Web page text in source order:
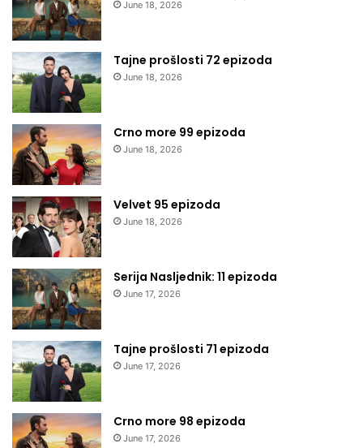
June 18, 2026
Tajne prošlosti 72 epizoda
June 18, 2026
Crno more 99 epizoda
June 18, 2026
Velvet 95 epizoda
June 18, 2026
Serija Nasljednik: 11 epizoda
June 17, 2026
Tajne prošlosti 71 epizoda
June 17, 2026
Crno more 98 epizoda
June 17, 2026